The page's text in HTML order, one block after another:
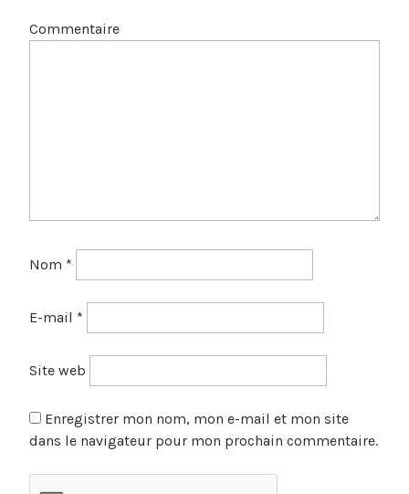
Commentaire
Nom *
E-mail *
Site web
Enregistrer mon nom, mon e-mail et mon site
dans le navigateur pour mon prochain commentaire.